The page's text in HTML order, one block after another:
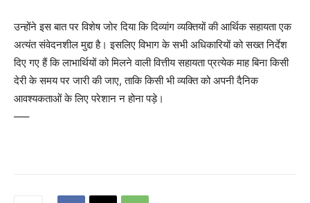
उन्होंने इस बात पर विशेष जोर दिया कि दिव्यांग व्यक्तियों की आर्थिक सहायता एक
अत्यंत संवेदनशील मुद्दा है। इसलिए विभाग के सभी अधिकारियों को सख्त निर्देश
दिए गए हैं कि लाभार्थियों को मिलने वाली वित्तीय सहायता प्रत्येक माह बिना किसी
देरी के समय पर जारी की जाए, ताकि किसी भी व्यक्ति को अपनी दैनिक
आवश्यकताओं के लिए परेशान न होना पड़े।
—–